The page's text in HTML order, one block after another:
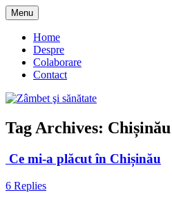
Skip
to
content
Zâmbet şi sănătate
Menu
Home
Despre
Colaborare
Contact
Tag Archives: Chișinău
Ce mi-a plăcut în Chișinău
6 Replies